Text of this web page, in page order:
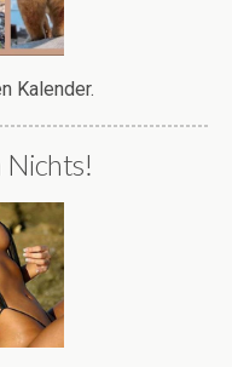
Kalender.
Nichts!